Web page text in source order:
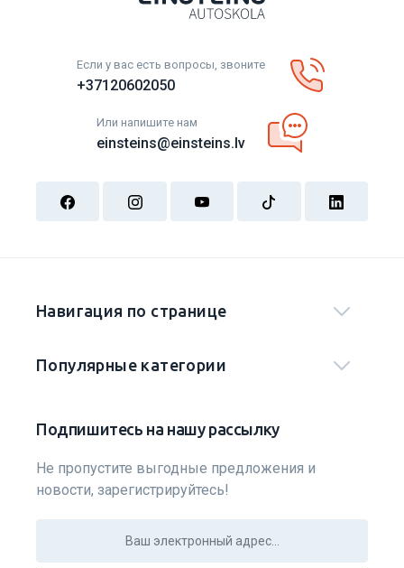
Если у вас есть вопросы, звоните
+37120602050
Или напишите нам
einsteins@einsteins.lv
Навигация по странице
Популярные категории
Подпишитесь на нашу рассылку
Не пропустите выгодные предложения и
новости, зарегистрируйтесь!